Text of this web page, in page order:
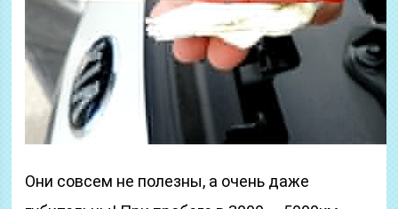
Они совсем не полезны, а очень даже